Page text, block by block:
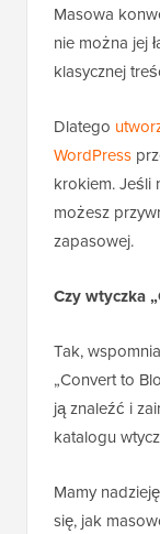
Masowa
nie można jej
klasycznej
Dlatego
WordPress
krokiem. Jeśli
możesz
zapasowej.
Czy wtyczka
Tak,
„Convert to
ją znaleźć i
katalogu
Mamy
się, jak